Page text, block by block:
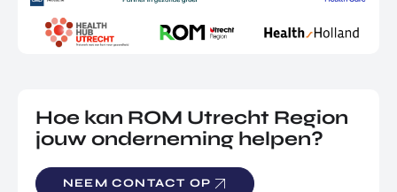
Hoe kan ROM Utrecht Region
jouw onderneming helpen?
NEEM CONTACT OP